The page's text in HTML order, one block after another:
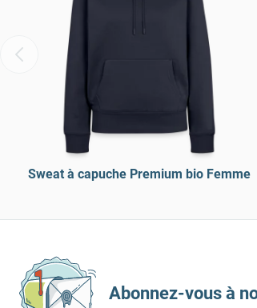
Sweat à capuche Premium bio Femme
Abonnez-vous à